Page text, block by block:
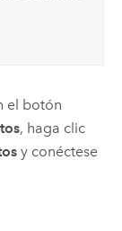
el botón
, haga clic
y conéctese